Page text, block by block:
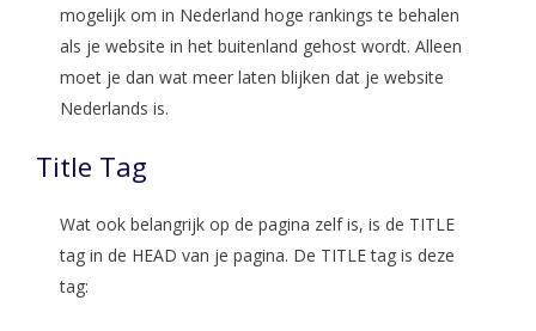
mogelijk om in Nederland hoge rankings te behalen
als je website in het buitenland gehost wordt. Alleen
moet je dan wat meer laten blijken dat je website
Nederlands is.
Title Tag
Wat ook belangrijk op de pagina zelf is, is de TITLE
tag in de HEAD van je pagina. De TITLE tag is deze
tag: